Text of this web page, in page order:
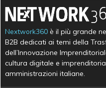
Nextwork360 è il più grande
B2B dedicati ai temi della
dell’Innovazione
cultura digitale e
amministrazioni italiane.